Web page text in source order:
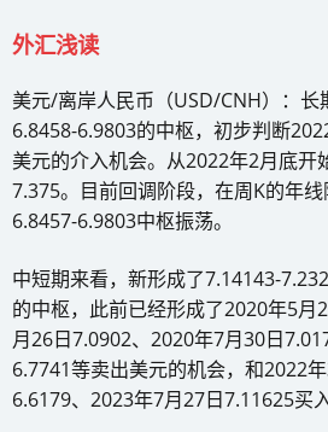
外汇浅读
美元/离岸人民币（USD/CNH）：长
6.8458-6.9803的中枢，初步判断
美元的介入机会。从2022年2月底开
7.375。目前回调阶段，在周K的年线
6.8457-6.9803中枢振荡。
中短期来看，新形成了7.14143-
的中枢，此前已经形成了2020年5月
月26日7.0902、2020年7月30日
6.7741等卖出美元的机会，和2022
6.6179、2023年7月27日7.11625买